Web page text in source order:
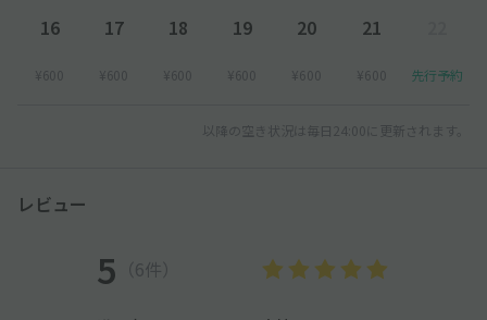
16
¥600
17
¥600
18
¥600
19
¥600
20
¥600
21
¥600 先行予約
以降の空き状況は毎日24:00に更新されます。
レビュー
5 （6件）